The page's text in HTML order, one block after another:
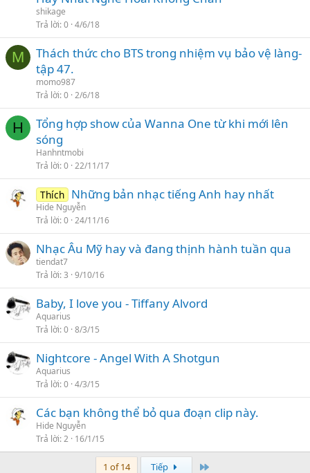
shikage
Trả lời 0 4/6/18
M
Thách thức cho BTS trong nhiệm vụ bảo vệ làng-
tập 47.
momo987
Trả lời 0 2/6/18
H
Tổng hợp show của Wanna One từ khi mới lên
sóng
Hanhntmobi
Trả lời 0 22/11/17
Thích Những bản nhạc tiếng Anh hay nhất
Hide Nguyễn
Trả lời 0 24/11/16
Nhạc Âu Mỹ hay và đang thịnh hành tuần qua
tiendat7
Trả lời 3 9/10/16
Baby, I love you - Tiffany Alvord
Aquarius
Trả lời 0 8/3/15
Nightcore - Angel With A Shotgun
Aquarius
Trả lời 0 4/3/15
Các bạn không thể bỏ qua đoạn clip này.
Hide Nguyễn
Trả lời 2 16/1/15
1 of 14 Tiếp